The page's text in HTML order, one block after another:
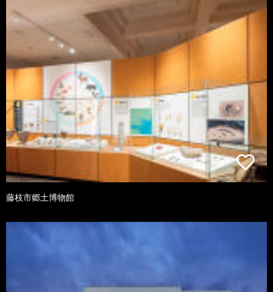
藤枝市郷土博物館